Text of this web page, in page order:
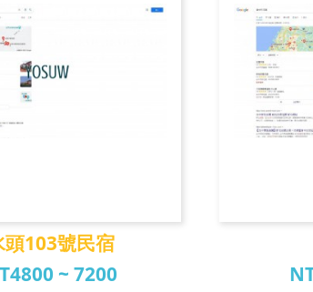
頭103號民宿
~ 7200